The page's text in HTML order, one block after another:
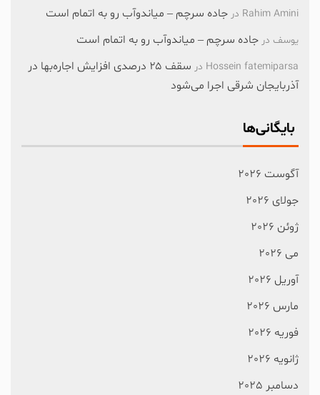
Rahim Amini در جاده سرچم – میاندوآب رو به اتمام است
یوسف در جاده سرچم – میاندوآب رو به اتمام است
Hossein fatemiparsa در
سقف ۲۵ درصدی افزایش اجاره‌بها در
آذربایجان شرقی اجرا می‌شود
بایگانی‌ها
آگوست 2026
جولای 2026
ژوئن 2026
می 2026
آوریل 2026
مارس 2026
فوریه 2026
ژانویه 2026
دسامبر 2025